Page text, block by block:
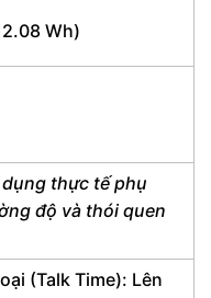
Wh)
thực tế phụ
độ và thói quen
(Talk Time): Lên